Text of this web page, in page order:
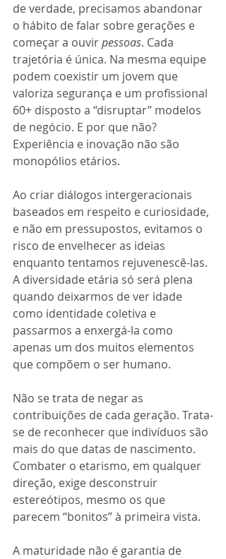
de verdade, precisamos abandonar
o hábito de falar sobre gerações e
começar a ouvir pessoas. Cada
trajetória é única. Na mesma equipe
podem coexistir um jovem que
valoriza segurança e um profissional
60+ disposto a “disruptar” modelos
de negócio. E por que não?
Experiência e inovação não são
monopólios etários.
Ao criar diálogos intergeracionais
baseados em respeito e curiosidade,
e não em pressupostos, evitamos o
risco de envelhecer as ideias
enquanto tentamos rejuvenescê-las.
A diversidade etária só será plena
quando deixarmos de ver idade
como identidade coletiva e
passarmos a enxergá-la como
apenas um dos muitos elementos
que compõem o ser humano.
Não se trata de negar as
contribuições de cada geração. Trata-
se de reconhecer que indivíduos são
mais do que datas de nascimento.
Combater o etarismo, em qualquer
direção, exige desconstruir
estereótipos, mesmo os que
parecem “bonitos” à primeira vista.
A maturidade não é garantia de